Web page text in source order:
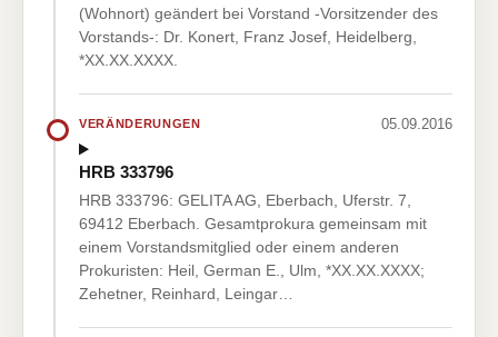
(Wohnort) geändert bei Vorstand -Vorsitzender des
Vorstands-: Dr. Konert, Franz Josef, Heidelberg,
*XX.XX.XXXX.
VERÄNDERUNGEN 05.09.2016
HRB 333796
HRB 333796: GELITA AG, Eberbach, Uferstr. 7,
69412 Eberbach. Gesamtprokura gemeinsam mit
einem Vorstandsmitglied oder einem anderen
Prokuristen: Heil, German E., Ulm, *XX.XX.XXXX;
Zehetner, Reinhard, Leingar…